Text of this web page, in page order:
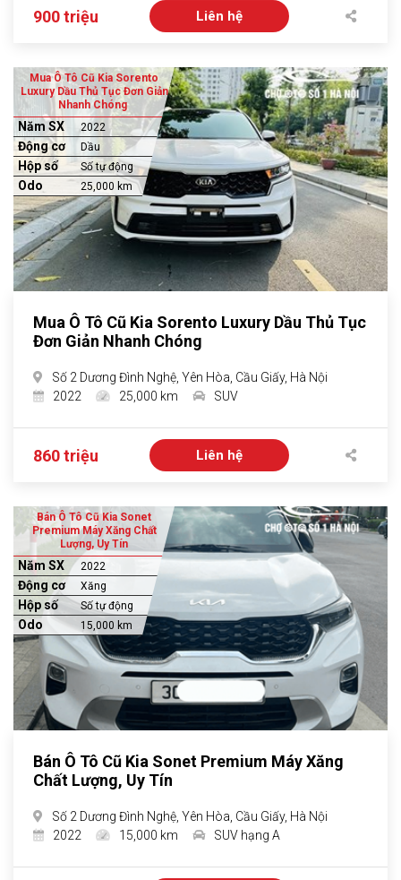
900 triệu Liên hệ
Mua Ô Tô Cũ Kia Sorento
Luxury Dầu Thủ Tục Đơn Giản
Nhanh Chóng
Năm SX 2022
Động cơ Dầu
Hộp số Số tự động
Odo 25,000 km
Mua Ô Tô Cũ Kia Sorento Luxury Dầu Thủ Tục
Đơn Giản Nhanh Chóng
Số 2 Dương Đình Nghệ, Yên Hòa, Cầu Giấy, Hà Nội
2022
25,000 km SUV
860 triệu Liên hệ
Bán Ô Tô Cũ Kia Sonet
Premium Máy Xăng Chất
Lượng, Uy Tín
Năm SX 2022
Động cơ Xăng
Hộp số Số tự động
Odo 15,000 km
Bán Ô Tô Cũ Kia Sonet Premium Máy Xăng
Chất Lượng, Uy Tín
Số 2 Dương Đình Nghệ, Yên Hòa, Cầu Giấy, Hà Nội
2022
15,000 km SUV hạng A